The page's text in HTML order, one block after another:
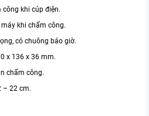
khi cúp điện.
khi chấm công.
có chuông báo giờ.
x 136 x 36 mm.
chấm công.
– 22 cm.